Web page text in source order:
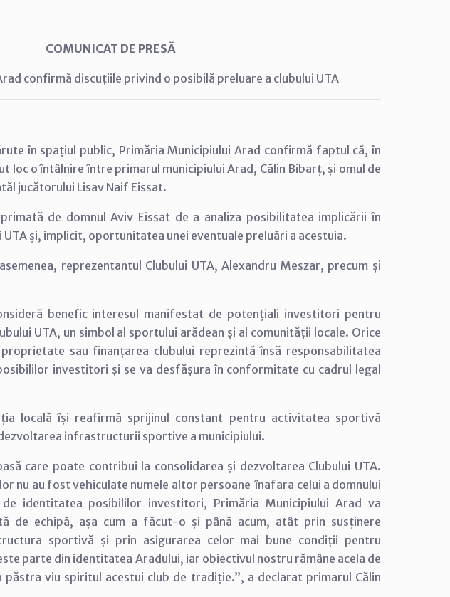
COMUNICAT DE PRESĂ
confirmă discuțiile privind o posibilă preluare a clubului UTA
în spațiul public, Primăria Municipiului Arad confirmă faptul că, în
loc o întâlnire între primarul municipiului Arad, Călin Bibarț, și omul de
jucătorului Lisav Naif Eissat.
de domnul Aviv Eissat de a analiza posibilitatea implicării în
și, implicit, oportunitatea unei eventuale preluări a acestuia.
reprezentantul Clubului UTA, Alexandru Meszar, precum și
benefic interesul manifestat de potențiali investitori pentru
UTA, un simbol al sportului arădean și al comunității locale. Orice
sau finanțarea clubului reprezintă însă responsabilitatea
investitori și se va desfășura în conformitate cu cadrul legal
locală își reafirmă sprijinul constant pentru activitatea sportivă
infrastructurii sportive a municipiului.
care poate contribui la consolidarea și dezvoltarea Clubului UTA.
nu au fost vehiculate numele altor persoane înafara celui a domnului
identitatea posibililor investitori, Primăria Municipiului Arad va
de echipă, așa cum a făcut-o și până acum, atât prin susținere
sportivă și prin asigurarea celor mai bune condiții pentru
parte din identitatea Aradului, iar obiectivul nostru rămâne acela de
viu spiritul acestui club de tradiție.”, a declarat primarul Călin